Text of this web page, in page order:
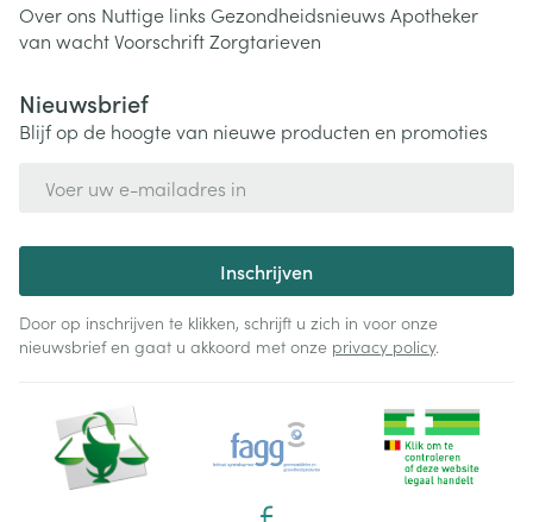
Over ons Nuttige links Gezondheidsnieuws Apotheker
van wachtVoorschriftZorgtarieven
Nieuwsbrief
Blijf op de hoogte van nieuwe producten en promoties
Inschrijven
Door op inschrijven te klikken, schrijft u zich in voor onze
nieuwsbrief en gaat u akkoord met onze privacy policy.